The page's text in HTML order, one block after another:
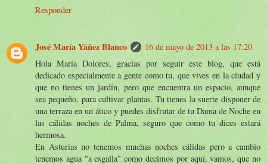
Responder
José María Yáñez Blanco
16 de mayo de 2013 a las 17:20
Hola María Dolores, gracias por seguir este blog, que está
dedicado especialmente a gente como tu, que vives en la ciudad y
que no tienes un jardín, pero que encuentra un espacio, aunque
sea pequeño, para cultivar plantas. Tu tienes la suerte disponer de
una terraza en un ático y puedes disfrutar de tu Dama de Noche en
las cálidas noches de Palma, seguro que como tu dices estará
hermosa.
En Asturias no tenemos muchas noches cálidas pero a cambio
tenemos agua "a esgalla" como decimos por aquí, vamos, que no